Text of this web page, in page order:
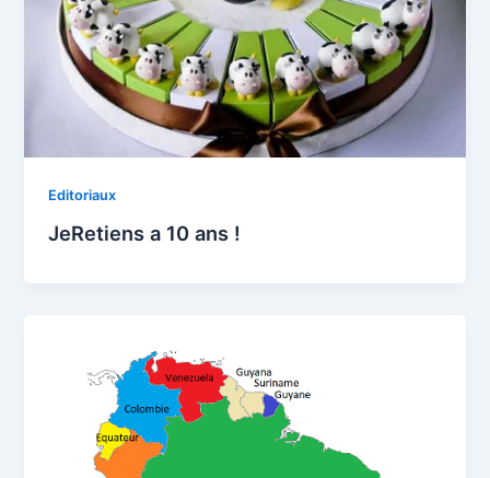
Editoriaux
JeRetiens a 10 ans !